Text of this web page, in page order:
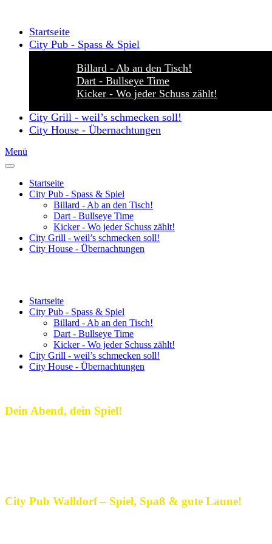
Startseite
City Pub - Spass & Spiel
Billard - Ab an den Tisch!
Dart - Bullseye Time
Kicker - Wo jeder Schuss zählt!
City Grill - weil’s schmecken soll!
City House - Übernachtungen
Menü
Startseite
City Pub - Spass & Spiel
Billard - Ab an den Tisch!
Dart - Bullseye Time
Kicker - Wo jeder Schuss zählt!
City Grill - weil’s schmecken soll!
City House - Übernachtungen
Startseite
City Pub - Spass & Spiel
Billard - Ab an den Tisch!
Dart - Bullseye Time
Kicker - Wo jeder Schuss zählt!
City Grill - weil’s schmecken soll!
City House - Übernachtungen
Dein Abend, dein Spiel!
City Pub Walldorf – Spiel, Spaß & gute Laune!